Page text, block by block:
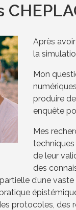
Après
la
Mon
produire
enquête
Mes
techniques
de leur
des
d’une
protocoles, des